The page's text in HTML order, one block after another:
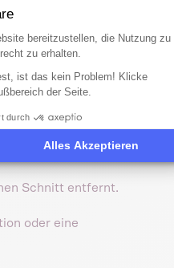
im Bauchraum liegt,
zwei Methoden:
Schnitt entfernt.
oder eine
bereitzustellen, die Nutzung zu
zu erhalten.
ist das kein Problem! Klicke
der Seite.
durch
Alles Akzeptieren